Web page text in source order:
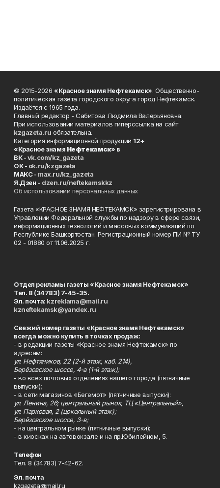
© 2015-2026 «Красное знамя Нефтекамск». Общественно-
политическая газета городского округа город Нефтекамск.
Издаётся с 1965 года.
Главный редактор - Сабитова Людмила Валерьяновна.
При использовании материалов гиперссылка на сайт
kzgazeta.ru обязательна.
Категория информационной продукции 12+
«Красное знамя Нефтекамск» в
ВК -vk.com/kz_gazeta
ОК - ok.ru/kzgazeta
MAKC - max.ru/kz_gazeta
Я.Дзен - dzen.ru/neftekamskkz
Об использовании персональных данных
Газета «КРАСНОЕ ЗНАМЯ НЕФТЕКАМСК» зарегистрирована в
Управлении Федеральной службы по надзору в сфере связи,
информационных технологий и массовых коммуникаций по
Республике Башкортостан. Регистрационный номер ПИ № ТУ
02 - 01880 от 11.06.2025 г.
Отдел рекламы газеты «Красное знамя Нефтекамск»
Тел. 8 (34783) 7-45-35.
Эл. почта: kzreklama@mail.ru
kzneftekamsk@yandex.ru
Свежий номер газеты «Красное знамя Нефтекамск»
всегда можно купить в точках продаж:
- в редакции газеты «Красное знамя Нефтекамск» по
адресам:
ул. Нефтяников, 22 (2-й этаж, каб. 214),
Берёзовское шоссе, 4-а (1-й этаж);
- во всех почтовых отделениях нашего города (пятничные
выпуски);
- в сети магазинов «Бегемот» (пятничные выпуски):
ул. Ленина, 26; центральный рынок, ТЦ «Центральный»,
ул. Парковая, 2 (цокольный этаж);
Берёзовское шоссе, 3-в;
- на центральном рынке (пятничные выпуски);
- в киосках на автовокзале и на пр.Юбилейном, 5.
Телефон
Тел. 8 (34783) 7-42-62.
Эл. почта
kzgazeta@mail.ru